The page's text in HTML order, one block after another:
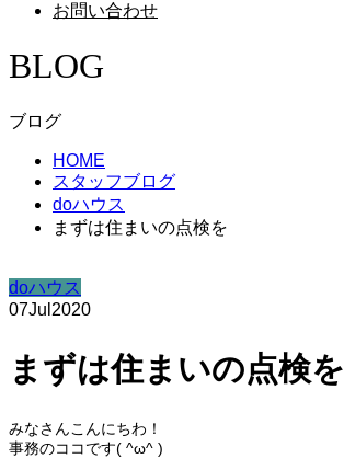
お問い合わせ
BLOG
ブログ
HOME
スタッフブログ
doハウス
まずは住まいの点検を
doハウス
07Jul 2020
まずは住まいの点検を
みなさんこんにちわ！
事務のココです( ^ω^ )